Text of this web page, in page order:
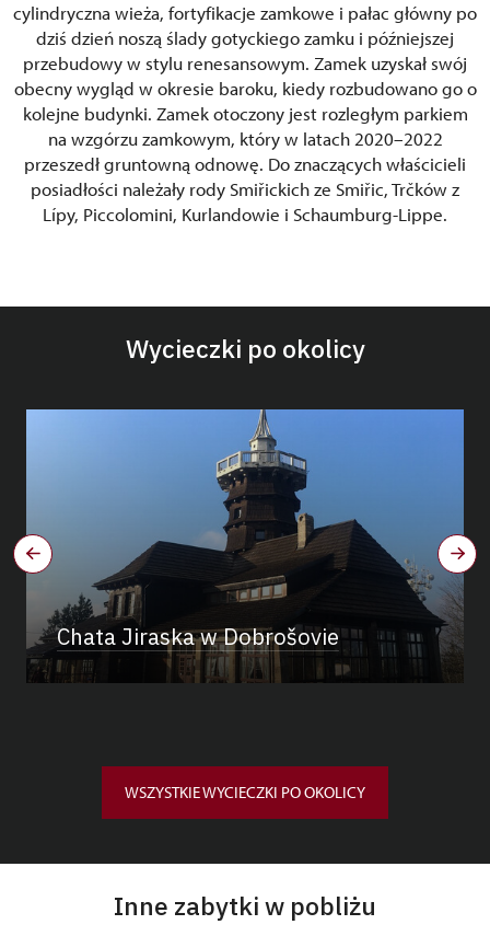
cylindryczna wieża, fortyfikacje zamkowe i pałac główny po
dziś dzień noszą ślady gotyckiego zamku i późniejszej
przebudowy w stylu renesansowym. Zamek uzyskał swój
obecny wygląd w okresie baroku, kiedy rozbudowano go o
kolejne budynki. Zamek otoczony jest rozległym parkiem
na wzgórzu zamkowym, który w latach 2020–2022
przeszedł gruntowną odnowę. Do znaczących właścicieli
posiadłości należały rody Smiřickich ze Smiřic, Trčków z
Lípy, Piccolomini, Kurlandowie i Schaumburg-Lippe.
Wycieczki po okolicy
Chata Jiraska w Dobrošovie
WSZYSTKIE WYCIECZKI PO OKOLICY
Inne zabytki w pobliżu